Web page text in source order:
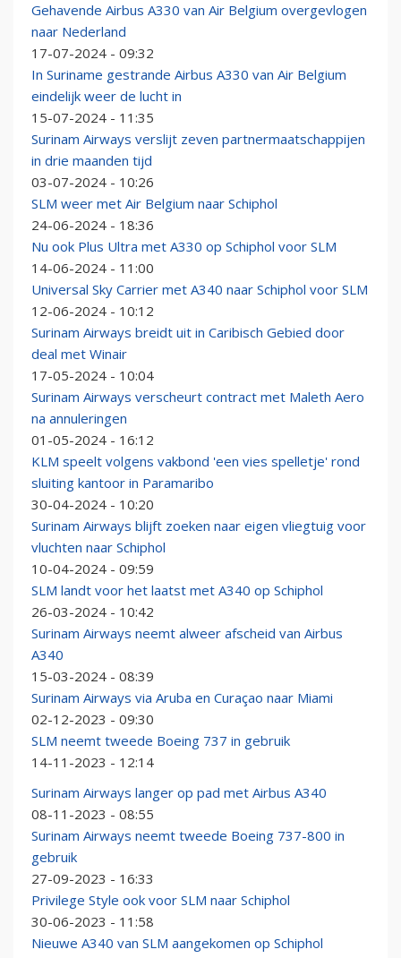
Gehavende Airbus A330 van Air Belgium overgevlogen
naar Nederland
17-07-2024 - 09:32
In Suriname gestrande Airbus A330 van Air Belgium
eindelijk weer de lucht in
15-07-2024 - 11:35
Surinam Airways verslijt zeven partnermaatschappijen
in drie maanden tijd
03-07-2024 - 10:26
SLM weer met Air Belgium naar Schiphol
24-06-2024 - 18:36
Nu ook Plus Ultra met A330 op Schiphol voor SLM
14-06-2024 - 11:00
Universal Sky Carrier met A340 naar Schiphol voor SLM
12-06-2024 - 10:12
Surinam Airways breidt uit in Caribisch Gebied door
deal met Winair
17-05-2024 - 10:04
Surinam Airways verscheurt contract met Maleth Aero
na annuleringen
01-05-2024 - 16:12
KLM speelt volgens vakbond 'een vies spelletje' rond
sluiting kantoor in Paramaribo
30-04-2024 - 10:20
Surinam Airways blijft zoeken naar eigen vliegtuig voor
vluchten naar Schiphol
10-04-2024 - 09:59
SLM landt voor het laatst met A340 op Schiphol
26-03-2024 - 10:42
Surinam Airways neemt alweer afscheid van Airbus
A340
15-03-2024 - 08:39
Surinam Airways via Aruba en Curaçao naar Miami
02-12-2023 - 09:30
SLM neemt tweede Boeing 737 in gebruik
14-11-2023 - 12:14
Surinam Airways langer op pad met Airbus A340
08-11-2023 - 08:55
Surinam Airways neemt tweede Boeing 737-800 in
gebruik
27-09-2023 - 16:33
Privilege Style ook voor SLM naar Schiphol
30-06-2023 - 11:58
Nieuwe A340 van SLM aangekomen op Schiphol